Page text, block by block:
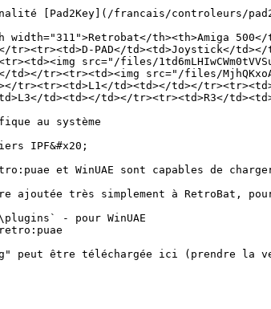
[Pad2Key](/francais/controleurs/
width="311">Retrobat</th><th>Amiga
PAD</td><td>Joystick</
src="/files/
td></tr><tr><td><img src="/files/
tr><tr><td>L1</td><td></td></
td><td></td></tr><tr><td>R3</
au système
IPF&#x20;
et WinUAE sont capables de
ajoutée très simplement à RetroBat,
- pour WinUAE
peut être téléchargée ici (prendre la